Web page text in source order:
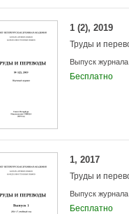
1 (2), 2019
Труды и
Выпуск журнала
Бесплатно
1, 2017
Труды и
Выпуск журнала
Бесплатно